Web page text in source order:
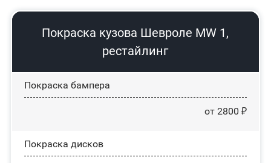
Покраска кузова Шевроле MW 1,
рестайлинг
Покраска бампера
от 2800 ₽
Покраска дисков